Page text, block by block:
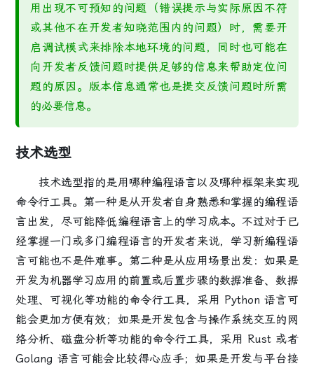
用出现不可预知的问题（错误提示与实际原因不符
或其他不在开发者知晓范围内的问题）时，需要开
启调试模式来排除本地环境的问题，同时也可能在
向开发者反馈问题时提供足够的信息来帮助定位问
题的原因。版本信息通常也是提交反馈问题时所需
的必要信息。
技术选型
技术选型指的是用哪种编程语言以及哪种框架来实现
命令行工具。 第一种 是从开发者自身熟悉和掌握的编程语
言出发，尽可能降低编程语言上的学习成本。不过对于已
经掌握一门或多门编程语言的开发者来说，学习新编程语
言可能也不是件难事。 第二种是从应用场景出发：如果是
开发为机器学习应用的前置或后置步骤的数据准备、数据
处理、可视化等功能的命令行工具，采用 Python 语言可
能会更加方便有效；如果是开发包含与操作系统交互的网
络分析、磁盘分析等功能的命令行工具，采用 Rust 或者
Golang 语言可能会比较得心应手；如果是开发与平台接